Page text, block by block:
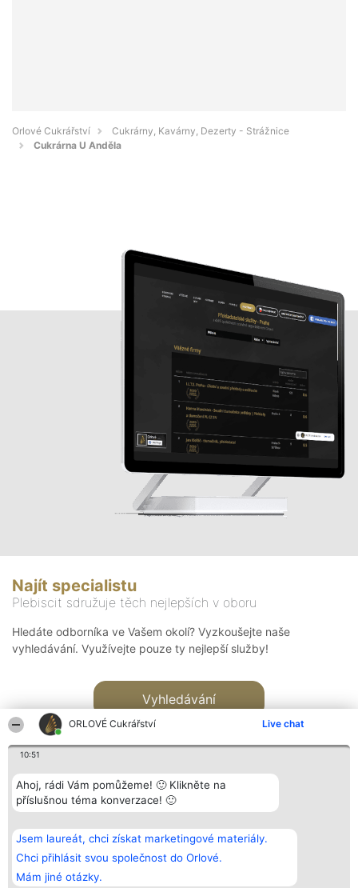
ORLOVÉ Cukrářství Live chat
10:51
Ahoj, rádi Vám pomůžeme! 🙂 Klikněte na
příslušnou téma konverzace! 🙂
Jsem laureát, chci získat marketingové materiály.
Chci přihlásit svou společnost do Orlové.
Mám jiné otázky.
Orlové Cukrářství
Cukrárny, Kavárny, Dezerty - Strážnice
Cukrárna U Anděla
Najít specialistu
Plebiscit sdružuje těch nejlepších v oboru
Hledáte odborníka ve Vašem okolí? Vyzkoušejte naše
vyhledávání. Využívejte pouze ty nejlepší služby!
Vyhledávání
Bright Side Solutions sp. z o.
o. sp. k.
ul. Ruska 22
Wrocław 50-079
KRS 0000749100 | Regon
Vítězové
Seznam všech
laureátů
Zásady
Kontakt